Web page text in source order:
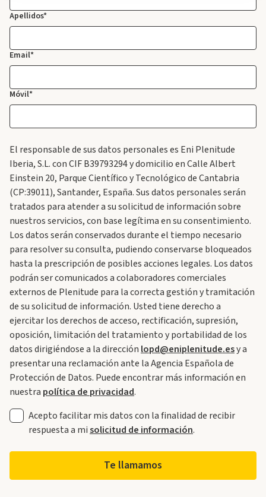
Apellidos*
Email*
Móvil*
El responsable de sus datos personales es Eni Plenitude
Iberia, S.L. con CIF B39793294 y domicilio en Calle Albert
Einstein 20, Parque Científico y Tecnológico de Cantabria
(CP:39011), Santander, España. Sus datos personales serán
tratados para atender a su solicitud de información sobre
nuestros servicios, con base legítima en su consentimiento.
Los datos serán conservados durante el tiempo necesario
para resolver su consulta, pudiendo conservarse bloqueados
hasta la prescripción de posibles acciones legales. Los datos
podrán ser comunicados a colaboradores comerciales
externos de Plenitude para la correcta gestión y tramitación
de su solicitud de información. Usted tiene derecho a
ejercitar los derechos de acceso, rectificación, supresión,
oposición, limitación del tratamiento y portabilidad de los
datos dirigiéndose a la dirección lopd@eniplenitude.esy a
presentar una reclamación ante la Agencia Española de
Protección de Datos. Puede encontrar más información en
nuestra política de privacidad.
Acepto facilitar mis datos con la finalidad de recibir
respuesta a misolicitud de información.
Te llamamos